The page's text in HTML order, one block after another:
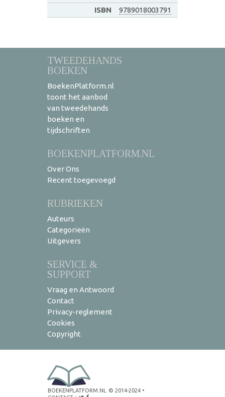
ISBN
9789018003791
TWEEDEHANDS
BOEKEN
BoekenPlatform.nl
toont het aanbod
van tweedehands
boeken en
tijdschriften
BOEKENPLATFORM.NL
Over Ons
Recent toegevoegd
RUBRIEKEN
Auteurs
Categorieën
Uitgevers
SERVICE &
SUPPORT
Vraag en Antwoord
Contact
Privacy-reglement
Cookies
Copyright
BOEKENPLATFORM.NL © 2014-2024 •